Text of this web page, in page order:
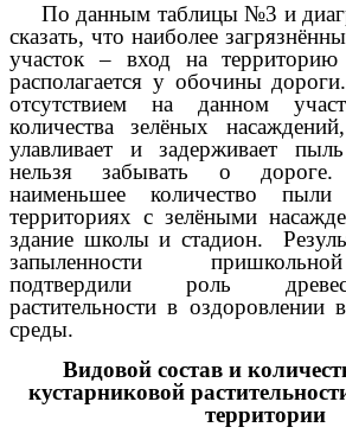
По данным таблицы №3 и
сказать, что наиболее
участок – вход на
располагается у обочины
отсутствием на данном
количества зелёных
улавливает и задерживает
нельзя забывать о дороге.
наименьшее количество пыли
территориях с зелёными
здание школы и стадион.
запыленности
подтвердили роль
растительности в оздоровлении
среды.
Видовой состав и
кустарниковой
территории